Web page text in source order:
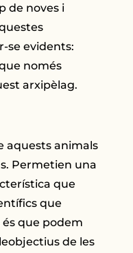
de noves i
se evidents:
només
arxipèlag.
aquests animals
Permetien una
que
que
que podem
de les